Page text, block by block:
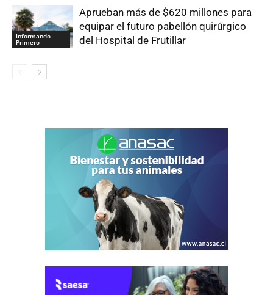
Informando
Primero
Aprueban más de $620 millones para
equipar el futuro pabellón quirúrgico
del Hospital de Frutillar